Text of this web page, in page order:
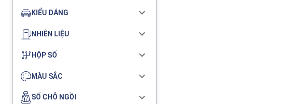
KIỂU DÁNG
NHIÊN LIỆU
HỘP SỐ
MÀU SẮC
SỐ CHỖ NGỒI